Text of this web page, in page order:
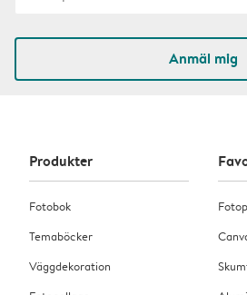
Anmäl mig
Produkter
Fotobok
Temaböcker
Väggdekoration